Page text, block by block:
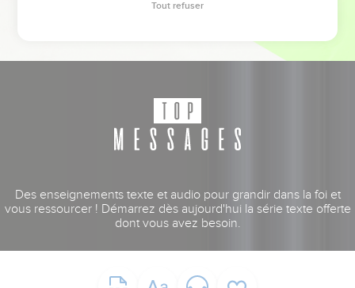
Des enseignements texte et audio pour grandir dans la foi et
vous ressourcer ! Démarrez dès aujourd'hui la série texte offerte
dont vous avez besoin.
Tout refuser